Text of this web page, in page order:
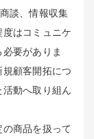
談、情報収集
はコミュニケ
要がありま
顧客開拓につ
動へ取り組ん
商品を扱って